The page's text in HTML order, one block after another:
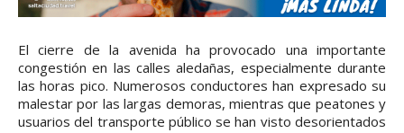
El cierre de la avenida ha provocado una importante
congestión en las calles aledañas, especialmente durante
las horas pico. Numerosos conductores han expresado su
malestar por las largas demoras, mientras que peatones y
usuarios del transporte público se han visto desorientados